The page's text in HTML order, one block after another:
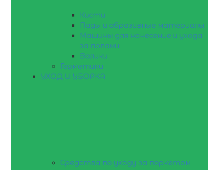
Кисти
Пады и абразивные материалы
Машины для нанесение и ухода
за полами
Валики
Герметики
УХОД И УБОРКА
Средства по уходу за паркетом